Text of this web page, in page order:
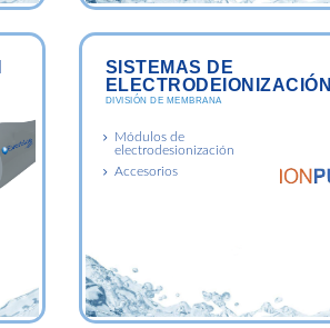
SISTEMAS DE
ELECTRODEIONIZACIÓN
DIVISIÓN DE MEMBRANA
Módulos de
electrodesionización
Accesorios